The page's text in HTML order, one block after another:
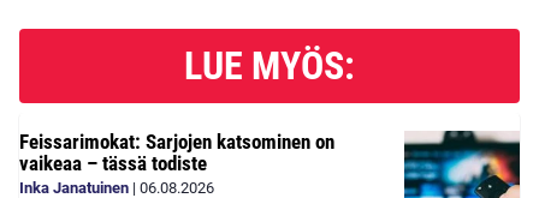
LUE MYÖS:
Feissarimokat: Sarjojen katsominen on
vaikeaa – tässä todiste
Inka Janatuinen | 06.08.2026